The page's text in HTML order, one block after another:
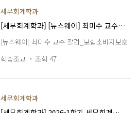
세무회계학과
[세무회계학과] [뉴스웨이] 최미수 교수 칼럼_보험소비자보호, 보험계약법 독립에서 시작된다
[뉴스웨이] 최미수 교수 칼럼_보험소비자보호,
학습조교
조회 47
세무회계학과